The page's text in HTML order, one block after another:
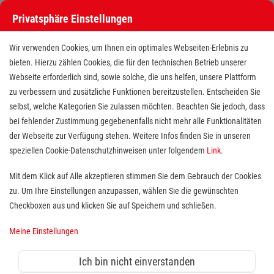
Stellenangebote bei den Maltesern
Stellenangebote bei den Maltesern
Finde deutschlandweit offene Stellen bei einem der größten
Arbeitgeber im Gesundheits- und Sozialwesen in Vollzeit,
Teilzeit, als Minijob, Trainee oder FSJ!
Suche
Jobs suchen
Privatsphäre Einstellungen
Wir verwenden Cookies, um Ihnen ein optimales Webseiten-Erlebnis zu
bieten. Hierzu zählen Cookies, die für den technischen Betrieb unserer
Webseite erforderlich sind, sowie solche, die uns helfen, unsere Plattform
zu verbessern und zusätzliche Funktionen bereitzustellen. Entscheiden Sie
selbst, welche Kategorien Sie zulassen möchten. Beachten Sie jedoch, dass
bei fehlender Zustimmung gegebenenfalls nicht mehr alle Funktionalitäten
der Webseite zur Verfügung stehen. Weitere Infos finden Sie in unseren
speziellen Cookie-Datenschutzhinweisen unter folgendem Link.
Mit dem Klick auf Alle akzeptieren stimmen Sie dem Gebrauch der Cookies
zu. Um Ihre Einstellungen anzupassen, wählen Sie die gewünschten
Checkboxen aus und klicken Sie auf Speichern und schließen.
Meine Einstellungen
Ich bin nicht einverstanden